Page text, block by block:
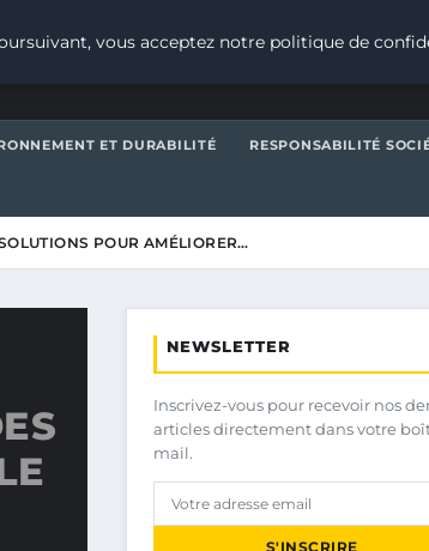
ET DURABILITÉ RESPONSABILITÉ
POUR AMÉLIORER…
NEWSLETTER
Inscrivez-vous pour recevoir nos
articles directement dans votre
mail.
S'INSCRIRE
vous acceptez notre politique de